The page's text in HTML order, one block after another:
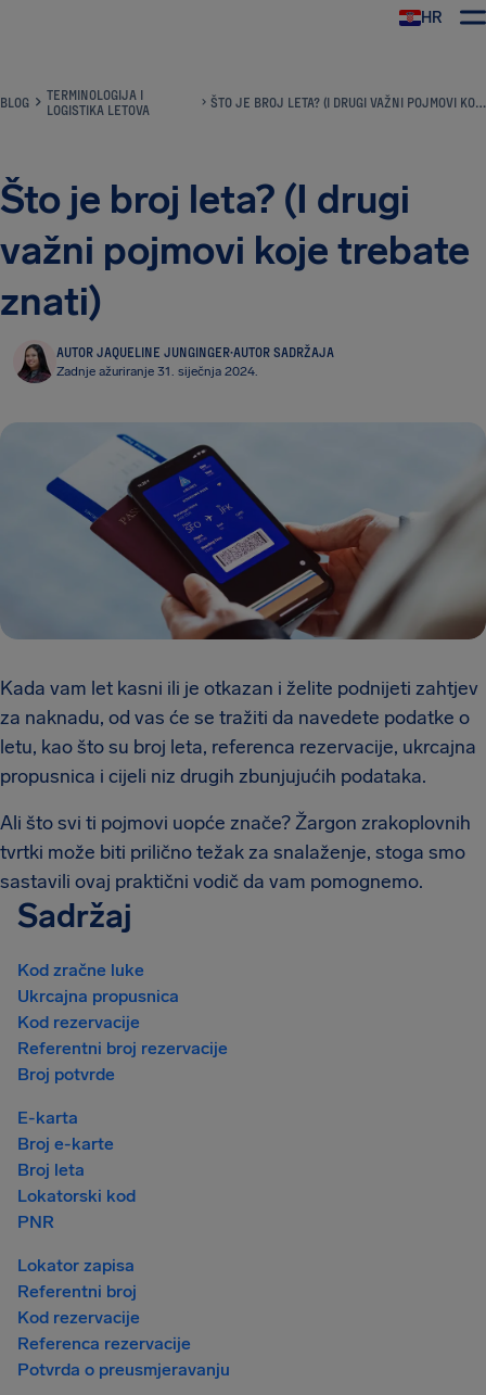
HR
BLOG
TERMINOLOGIJA I
LOGISTIKA LETOVA
ŠTO JE BROJ LETA? (I DRUGI VAŽNI POJMOVI KOJE TREBATE ZNATI)
Što je broj leta? (I drugi
važni pojmovi koje trebate
znati)
AUTOR JAQUELINE JUNGINGER·AUTOR SADRŽAJA
Zadnje ažuriranje 31. siječnja 2024.
Kada vam let kasni ili je otkazan i želite podnijeti zahtjev
za naknadu, od vas će se tražiti da navedete podatke o
letu, kao što su broj leta, referenca rezervacije, ukrcajna
propusnica i cijeli niz drugih zbunjujućih podataka.
Ali što svi ti pojmovi uopće znače? Žargon zrakoplovnih
tvrtki može biti prilično težak za snalaženje, stoga smo
sastavili ovaj praktični vodič da vam pomognemo.
Sadržaj
Kod zračne luke
Ukrcajna propusnica
Kod rezervacije
Referentni broj rezervacije
Broj potvrde
E-karta
Broj e-karte
Broj leta
Lokatorski kod
PNR
Lokator zapisa
Referentni broj
Kod rezervacije
Referenca rezervacije
Potvrda o preusmjeravanju